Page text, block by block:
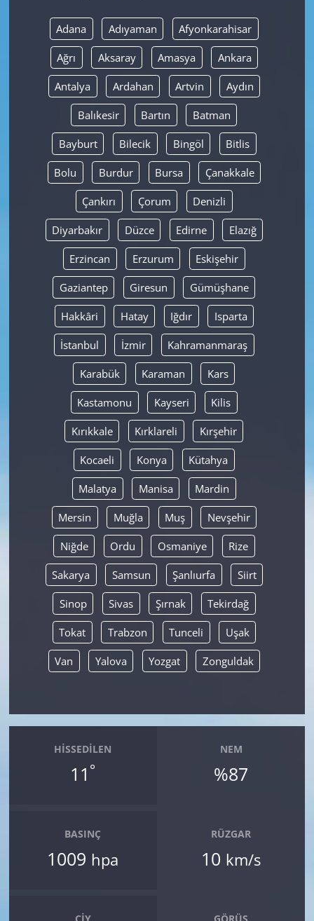
Adana Adıyaman Afyonkarahisar
Ağrı Aksaray Amasya Ankara
Antalya Ardahan Artvin Aydın
Balıkesir Bartın Batman
Bayburt Bilecik Bingöl Bitlis
Bolu Burdur Bursa Çanakkale
Çankırı Çorum Denizli
Diyarbakır Düzce Edirne Elazığ
Erzincan Erzurum Eskişehir
Gaziantep Giresun Gümüşhane
Hakkâri Hatay Iğdır Isparta
İstanbul İzmir Kahramanmaraş
Karabük Karaman Kars
Kastamonu Kayseri Kilis
Kırıkkale Kırklareli Kırşehir
Kocaeli Konya Kütahya
Malatya Manisa Mardin
Mersin Muğla Muş Nevşehir
Niğde Ordu Osmaniye Rize
Sakarya Samsun Şanlıurfa Siirt
Sinop Sivas Şırnak Tekirdağ
Tokat Trabzon Tunceli Uşak
Van Yalova Yozgat Zonguldak
HISSEDILEN
11 °
NEM
%87
BASINÇ
1009 hpa
RÜZGAR
10 km/s